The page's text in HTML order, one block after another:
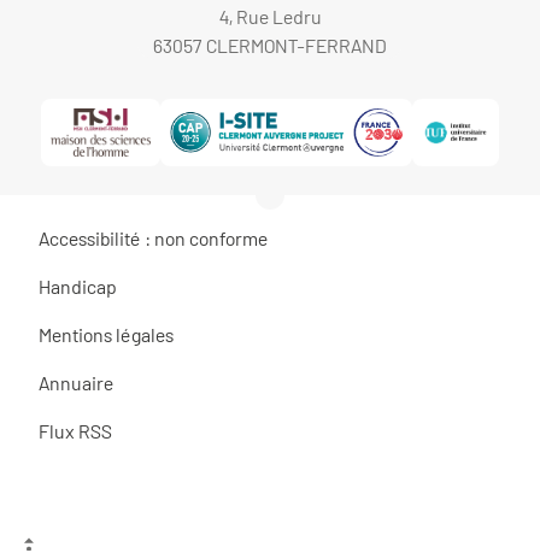
4, Rue Ledru
63057 CLERMONT-FERRAND
Accessibilité : non conforme
Handicap
Mentions légales
Annuaire
Flux RSS